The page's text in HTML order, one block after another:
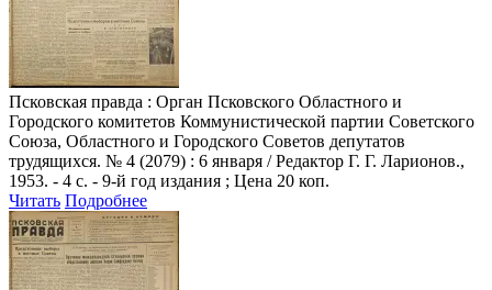
Псковская правда : Орган Псковского Областного и
Городского комитетов Коммунистической партии Советского
Союза, Областного и Городского Советов депутатов
трудящихся. № 4 (2079) : 6 января / Редактор Г. Г. Ларионов.,
1953. - 4 с. - 9-й год издания ; Цена 20 коп.
Читать Подробнее